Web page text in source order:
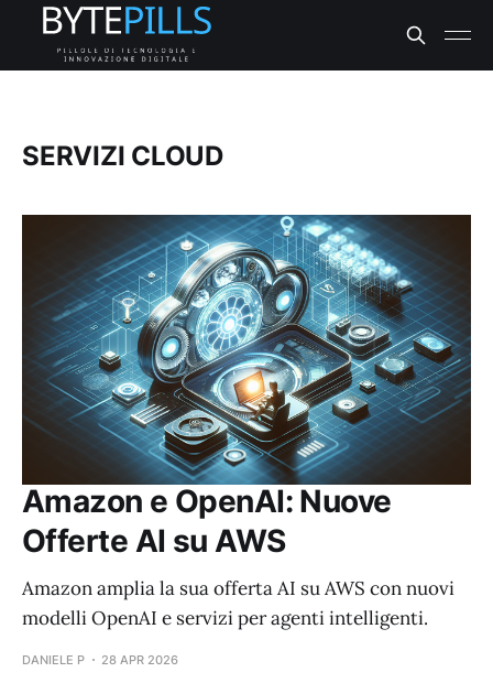
SERVIZI CLOUD
Amazon e OpenAI: Nuove
Offerte AI su AWS
Amazon amplia la sua offerta AI su AWS con nuovi
modelli OpenAI e servizi per agenti intelligenti.
DANIELE P 28 APR 2026